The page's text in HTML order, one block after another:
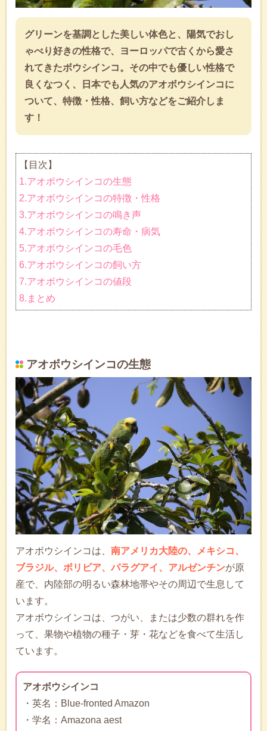
グリーンを基調とした美しい体色と、陽気でおし
ゃべり好きの性格で、ヨーロッパで古くから愛さ
れてきたボウシインコ。その中でも優しい性格で
良くなつく、日本でも人気のアオボウシインコに
ついて、特徴・性格、飼い方などをご紹介しま
す！
【目次】
1.アオボウシインコの生態
2.アオボウシインコの特徴・性格
3.アオボウシインコの鳴き声
4.アオボウシインコの寿命・病気
5.アオボウシインコの毛色
6.アオボウシインコの飼い方
7.アオボウシインコの値段
8.まとめ
アオボウシインコの生態
アオボウシインコは、 南アメリカ大陸の、メキシコ、
ブラジル、ボリビア、パラグアイ、アルゼンチンが原
産で、内陸部の明るい森林地帯やその周辺で生息して
います。
アオボウシインコは、つがい、または少数の群れを作
って、果物や植物の種子・芽・花などを食べて生活し
ています。
アオボウシインコ
・英名：Blue-fronted Amazon
・学名：Amazona aest